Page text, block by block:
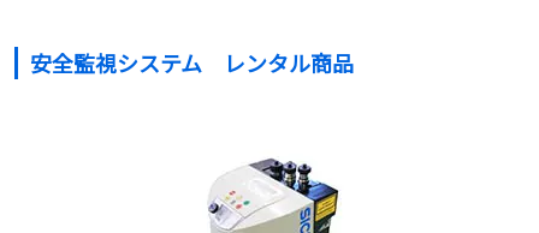
安全監視システム レンタル商品